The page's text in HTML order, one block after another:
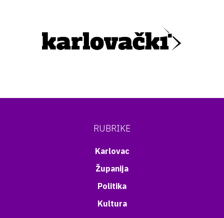
RUBRIKE
Karlovac
Županija
Politika
Kultura